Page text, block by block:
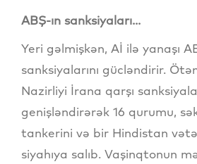
ABŞ-ın sanksiyaları...
Yeri gəlmişkən, Aİ ilə yanaşı
sanksiyalarını gücləndirir.
Nazirliyi İrana qarşı
genişləndirərək 16 qurumu,
tankerini və bir Hindistan
siyahıya salıb. Vaşinqtonun